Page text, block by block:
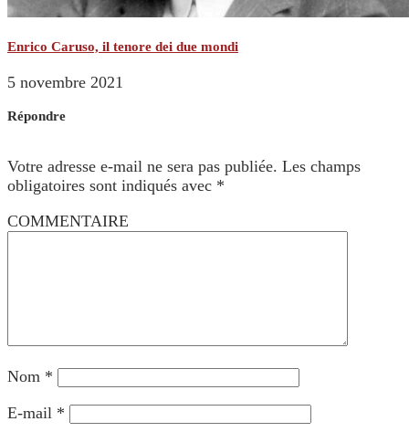
Enrico Caruso, il tenore dei due mondi
5 novembre 2021
Répondre
Votre adresse e-mail ne sera pas publiée. Les champs
obligatoires sont indiqués avec *
COMMENTAIRE
Nom *
E-mail *